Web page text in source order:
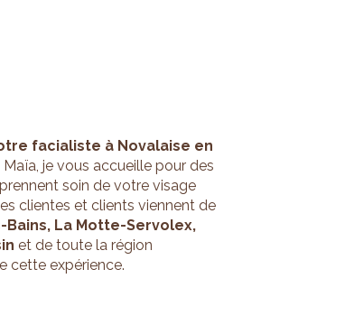
facialiste à Novalaise en
Maïa, je vous accueille pour des
soin de votre visage
clientes et clients viennent de
Bains, La Motte-Servolex,
et de toute la région
cette expérience.